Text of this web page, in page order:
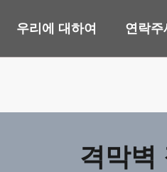
우리에 대하여 연락주
격막벽